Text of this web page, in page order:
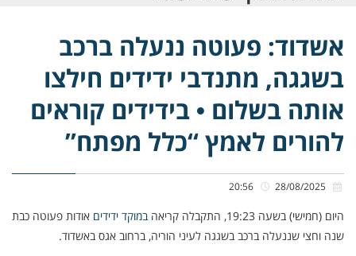
אשדוד: פעוטה ננעלה ברכב
בשגגה, מתנדבי ידידים חילצו
אותה בשלום • בידידים קוראים
להורים לאמץ “כלל מפתח”
היום (חמישי) בשעה 19:23, התקבלה קריאה במוקד ידידים אודות פעוטה כבת
שנה וחצי שננעלה ברכב בשגגה לעיני הוריה, ברחוב אגס באשדוד.